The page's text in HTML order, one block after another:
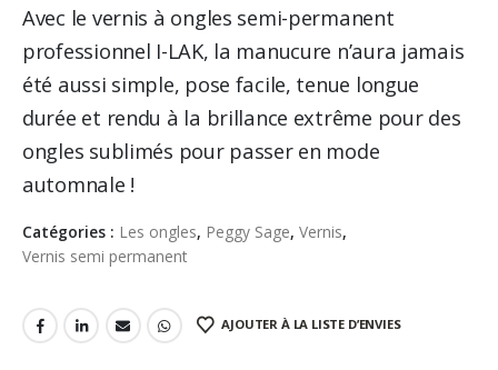
Avec le vernis à ongles semi-permanent
professionnel I-LAK, la manucure n’aura jamais
été aussi simple, pose facile, tenue longue
durée et rendu à la brillance extrême pour des
ongles sublimés pour passer en mode
automnale !
Catégories : Les ongles, Peggy Sage, Vernis,
Vernis semi permanent
AJOUTER À LA LISTE D’ENVIES